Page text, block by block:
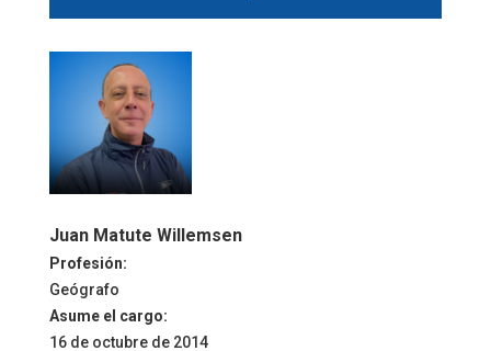
Juan Matute Willemsen
Profesión:
Geógrafo
Asume el cargo:
16 de octubre de 2014